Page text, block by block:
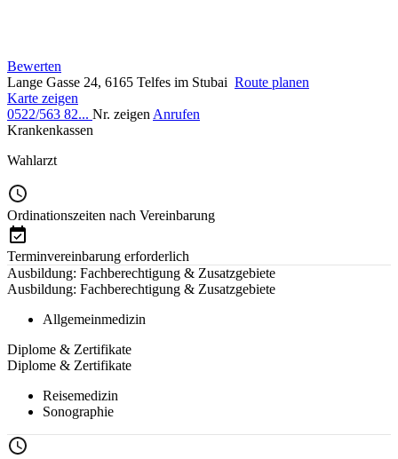
Bewerten
Lange Gasse 24, 6165 Telfes im Stubai Route planen
Karte zeigen
0522/563 82... Nr. zeigen Anrufen
Krankenkassen
Wahlarzt
Ordinationszeiten nach Vereinbarung
Terminvereinbarung erforderlich
Ausbildung: Fachberechtigung & Zusatzgebiete
Ausbildung: Fachberechtigung & Zusatzgebiete
Allgemeinmedizin
Diplome & Zertifikate
Diplome & Zertifikate
Reisemedizin
Sonographie